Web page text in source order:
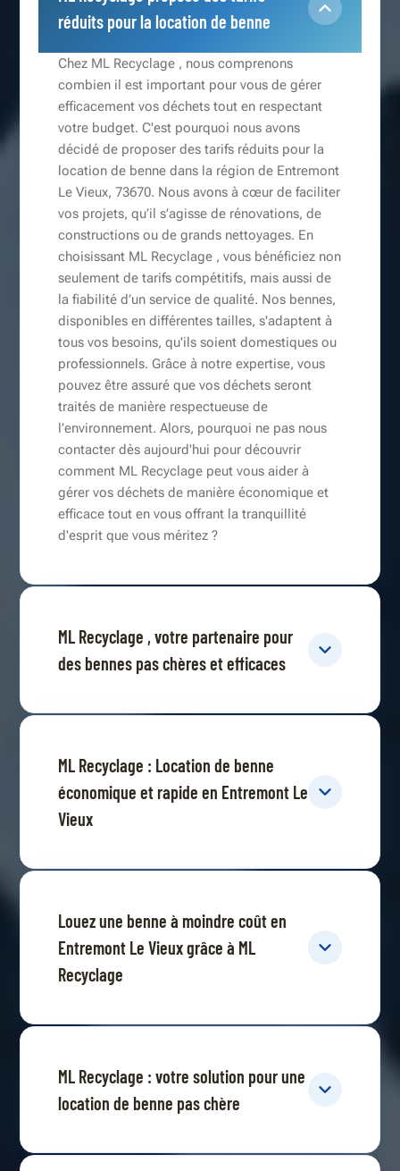
réduits pour la location de benne
Chez ML Recyclage , nous comprenons
combien il est important pour vous de gérer
efficacement vos déchets tout en respectant
votre budget. C'est pourquoi nous avons
décidé de proposer des tarifs réduits pour la
location de benne dans la région de Entremont
Le Vieux, 73670. Nous avons à cœur de faciliter
vos projets, qu’il s’agisse de rénovations, de
constructions ou de grands nettoyages. En
choisissant ML Recyclage , vous bénéficiez non
seulement de tarifs compétitifs, mais aussi de
la fiabilité d’un service de qualité. Nos bennes,
disponibles en différentes tailles, s'adaptent à
tous vos besoins, qu'ils soient domestiques ou
professionnels. Grâce à notre expertise, vous
pouvez être assuré que vos déchets seront
traités de manière respectueuse de
l’environnement. Alors, pourquoi ne pas nous
contacter dès aujourd'hui pour découvrir
comment ML Recyclage peut vous aider à
gérer vos déchets de manière économique et
efficace tout en vous offrant la tranquillité
d'esprit que vous méritez ?
ML Recyclage , votre partenaire pour
des bennes pas chères et efficaces
ML Recyclage : Location de benne
économique et rapide en Entremont Le
Vieux
Louez une benne à moindre coût en
Entremont Le Vieux grâce à ML
Recyclage
ML Recyclage : votre solution pour une
location de benne pas chère